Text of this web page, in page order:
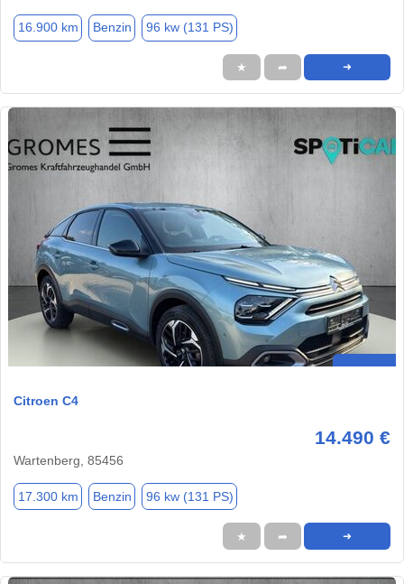
16.900 km Benzin 96 kw (131 PS)
★ ➦ ➜
Citroen C4
14.490 €
Wartenberg, 85456
17.300 km Benzin 96 kw (131 PS)
★ ➦ ➜